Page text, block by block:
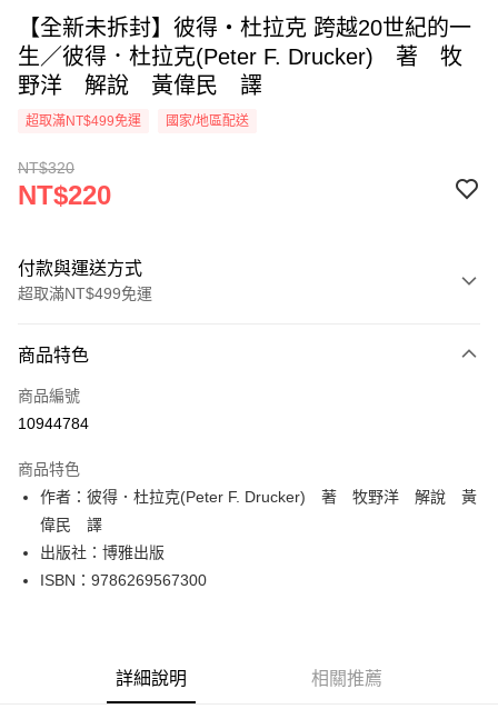
【全新未拆封】彼得‧杜拉克 跨越20世紀的一
生／彼得．杜拉克(Peter F. Drucker) 著 牧
野洋 解說 黃偉民 譯
超取滿NT$499免運 國家/地區配送
NT$320
NT$220
付款與運送方式
超取滿NT$499免運
信用卡一次付款
超商取貨付款
Apple Pay
街口支付
悠遊付
商品特色
商品編號
10944784
商品特色
作者：彼得．杜拉克(Peter F. Drucker) 著 牧野洋 解說 黃
偉民 譯
出版社：博雅出版
ISBN：9786269567300
詳細說明 相關推薦